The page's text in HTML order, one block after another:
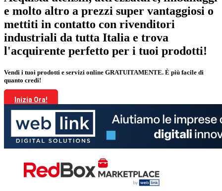
e molto altro a prezzi super vantaggiosi o
mettiti in contatto con rivenditori
industriali da tutta Italia e trova
l'acquirente perfetto per i tuoi prodotti!
Vendi i tuoi prodotti e servizi online GRATUITAMENTE. È più facile di
quanto credi!
Inizia Ora!